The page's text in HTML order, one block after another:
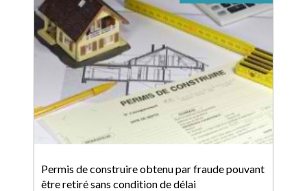
Permis de construire obtenu par fraude pouvant
être retiré sans condition de délai